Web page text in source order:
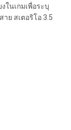
ในเกมเพื่อระบุ
ย สเตอริโอ 3.5